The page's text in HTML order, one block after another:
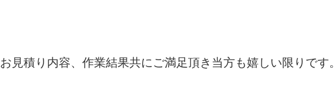
お見積り内容、作業結果共にご満足頂き当方も嬉しい限りです。